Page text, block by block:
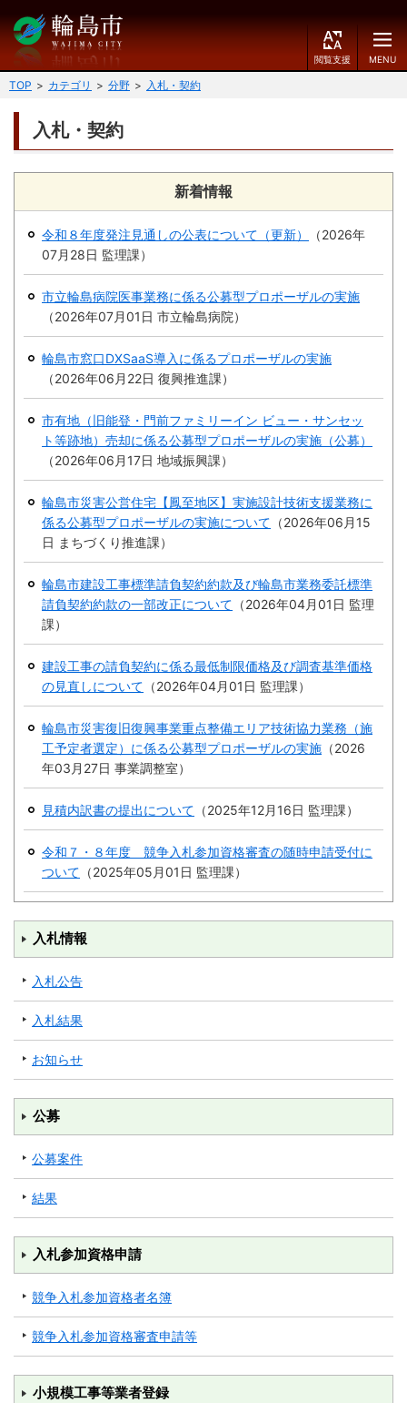
閲
覧
E
文字の大きさ
青
ふりがなをつける
読み上げる
言語を変更する
g
简
中
文
体
국
어
くらしのガイド
保険・年金・介護
福祉 健康・予防
住宅・インフラ 環境・衛生
移住・定住
事業者の方へ
入札・契約
都市整備 産業・雇用
観光・文化
観光情報 市の紹介
世界農業遺産
市政情報
市役所ご案内 広報・広聴
行政 教育行政
農業委員会
選挙
防災
防災・救急
TOP カテゴリ 分野 入札・契約
入札・契約
新着情報
令和８年度発注見通しの公表について（更新） （2026年
07月28日 監理課）
市立輪島病院医事業務に係る公募型プロポーザルの実施
（2026年07月01日 市立輪島病院）
輪島市窓口DXSaaS導入に係るプロポーザルの実施
（2026年06月22日 復興推進課）
市有地（旧能登・門前ファミリーイン ビュー・サンセッ
ト等跡地）売却に係る公募型プロポーザルの実施（公募）
（2026年06月17日 地域振興課）
輪島市災害公営住宅【鳳至地区】実施設計技術支援業務に
係る公募型プロポーザルの実施について （2026年06月15
日 まちづくり推進課）
輪島市建設工事標準請負契約約款及び輪島市業務委託標準
請負契約約款の一部改正について （2026年04月01日 監理
課）
建設工事の請負契約に係る最低制限価格及び調査基準価格
の見直しについて （2026年04月01日 監理課）
輪島市災害復旧復興事業重点整備エリア技術協力業務（施
工予定者選定）に係る公募型プロポーザルの実施 （2026
年03月27日 事業調整室）
見積内訳書の提出について （2025年12月16日 監理課）
令和７・８年度 競争入札参加資格審査の随時申請受付に
ついて （2025年05月01日 監理課）
入札情報
入札公告
入札結果
お知らせ
公募
公募案件
結果
入札参加資格申請
競争入札参加資格者名簿
競争入札参加資格審査申請等
小規模工事等業者登録